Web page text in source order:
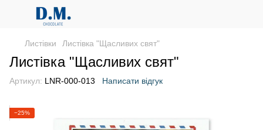
Листівки Листівка "Щасливих свят"
Листівка "Щасливих свят"
Артикул: LNR-000-013 Написати відгук
−25%